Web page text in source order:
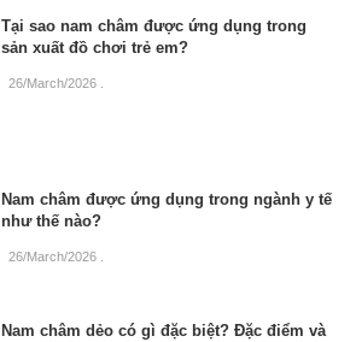
Tại sao nam châm được ứng dụng trong
sản xuất đồ chơi trẻ em?
26/March/2026
Nam châm được ứng dụng trong ngành y tế
như thế nào?
26/March/2026 .
Nam châm dẻo có gì đặc biệt? Đặc điểm và